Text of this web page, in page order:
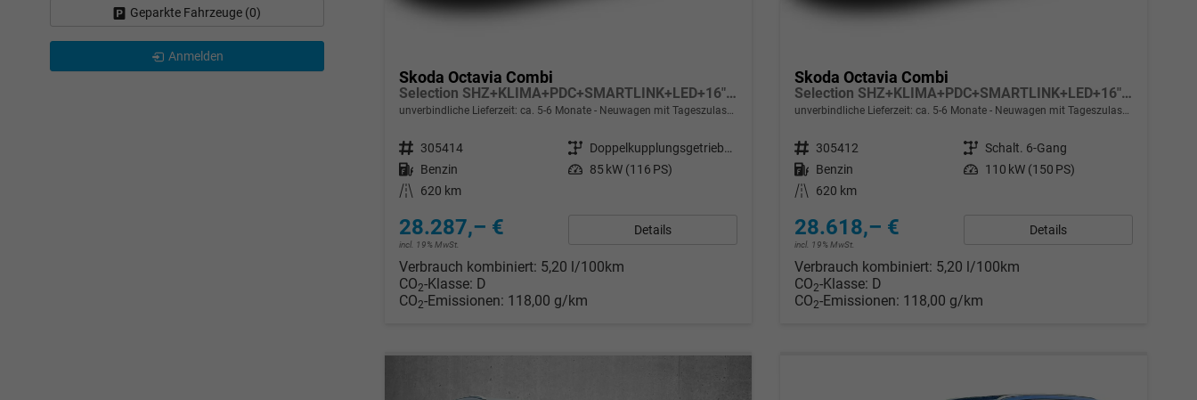
Skoda Octavia Combi
Selection SHZ+KLIMA+PDC+SMARTLINK+LED+16" ALU
unverbindliche Lieferzeit: ca. 5-6 Monate Neuwagen mit Tageszulassung
Fahrzeugnr. 305414 Getriebe
Doppelkupplungsgetriebe (DSG)
Kraftstoff Benzin Leistung 85 kW (116 PS)
Kilometerstand
620 km
28.287,– €
incl. 19% MwSt.
Details
Verbrauch kombiniert: 5,20 l/100km
CO2-Klasse: D
CO2-Emissionen: 118,00 g/km
Skoda Octavia Combi
Selection SHZ+KLIMA+PDC+SMARTLINK+LED+16" ALU
unverbindliche Lieferzeit: ca. 5-6 Monate Neuwagen mit Tageszulassung
Fahrzeugnr. 305412 Getriebe Schalt. 6-Gang
Kraftstoff Benzin Leistung 110 kW (150 PS)
Kilometerstand
620 km
28.618,– €
incl. 19% MwSt.
Details
Verbrauch kombiniert: 5,20 l/100km
CO2-Klasse: D
CO2-Emissionen: 118,00 g/km
Geparkte Fahrzeuge (0)
Anmelden